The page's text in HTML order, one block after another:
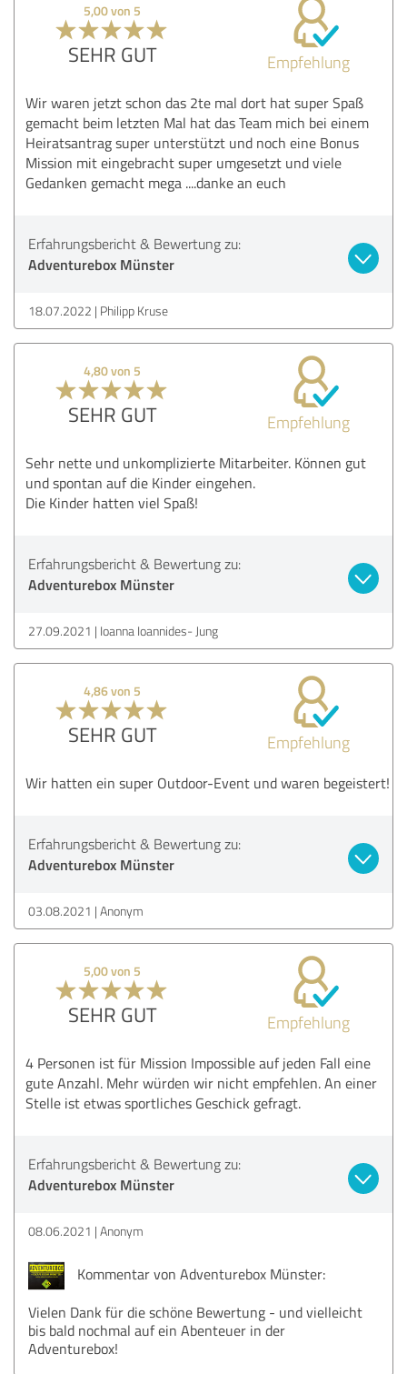
5,00 von 5
SEHR GUT Empfehlung
Wir waren jetzt schon das 2te mal dort hat super Spaß
gemacht beim letzten Mal hat das Team mich bei einem
Heiratsantrag super unterstützt und noch eine Bonus
Mission mit eingebracht super umgesetzt und viele
Gedanken gemacht mega ....danke an euch
Erfahrungsbericht & Bewertung zu:
Adventurebox Münster
18.07.2022 Philipp Kruse
4,80 von 5
SEHR GUT Empfehlung
Sehr nette und unkomplizierte Mitarbeiter. Können gut
und spontan auf die Kinder eingehen.
Die Kinder hatten viel Spaß!
Erfahrungsbericht & Bewertung zu:
Adventurebox Münster
27.09.2021 Ioanna Ioannides- Jung
4,86 von 5
SEHR GUT Empfehlung
Wir hatten ein super Outdoor-Event und waren begeistert!
Erfahrungsbericht & Bewertung zu:
Adventurebox Münster
03.08.2021 Anonym
5,00 von 5
SEHR GUT Empfehlung
4 Personen ist für Mission Impossible auf jeden Fall eine
gute Anzahl. Mehr würden wir nicht empfehlen. An einer
Stelle ist etwas sportliches Geschick gefragt.
Erfahrungsbericht & Bewertung zu:
Adventurebox Münster
08.06.2021 Anonym
Kommentar von Adventurebox Münster:
Vielen Dank für die schöne Bewertung - und vielleicht
bis bald nochmal auf ein Abenteuer in der
Adventurebox!